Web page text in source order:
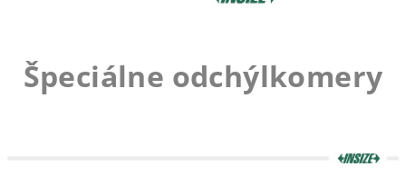
Špeciálne odchýlkomery